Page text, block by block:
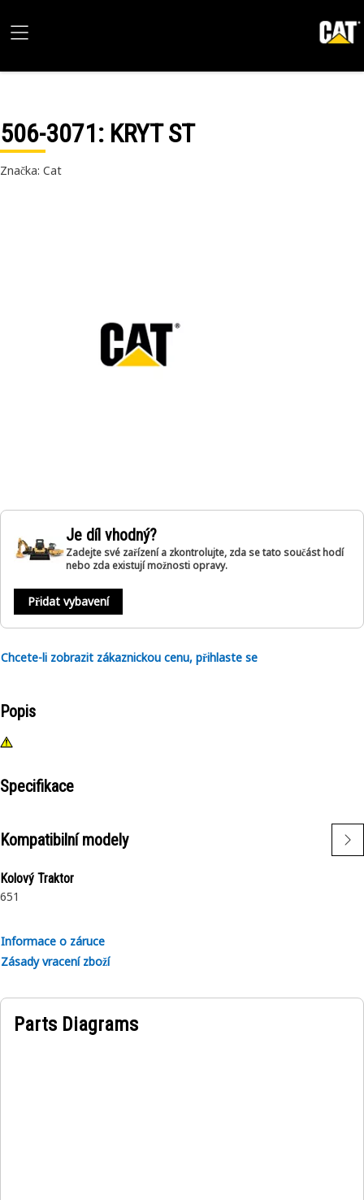
506-3071: KRYT ST
Značka: Cat
Je díl vhodný?
Zadejte své zařízení a zkontrolujte, zda se tato součást hodí
nebo zda existují možnosti opravy.
Přidat vybavení
Chcete-li zobrazit zákaznickou cenu, přihlaste se
Popis
Specifikace
Kompatibilní modely
Kolový Traktor
651
Informace o záruce
Zásady vracení zboží
Parts Diagrams